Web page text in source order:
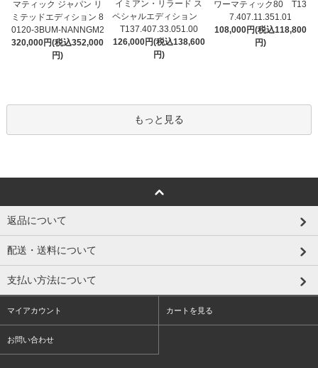
マティック ジャパン リ
ミテッドエディション 8
0120-3BUM-NANNGM2
320,000円(税込352,000
円)
イミアン・リラード ス
ペシャルエディション
T137.407.33.051.00
126,000円(税込138,600
円)
ワーマティック80 T13
7.407.11.351.01
108,000円(税込118,800
円)
もっと見る
返品について
配送・送料について
支払い方法について
マイアカウント カートを見る
お問い合わせ